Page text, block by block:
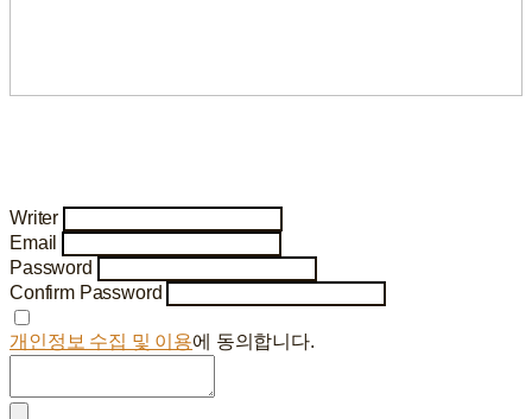
Writer
Email
Password
Confirm Password
개인정보 수집 및 이용에 동의합니다.